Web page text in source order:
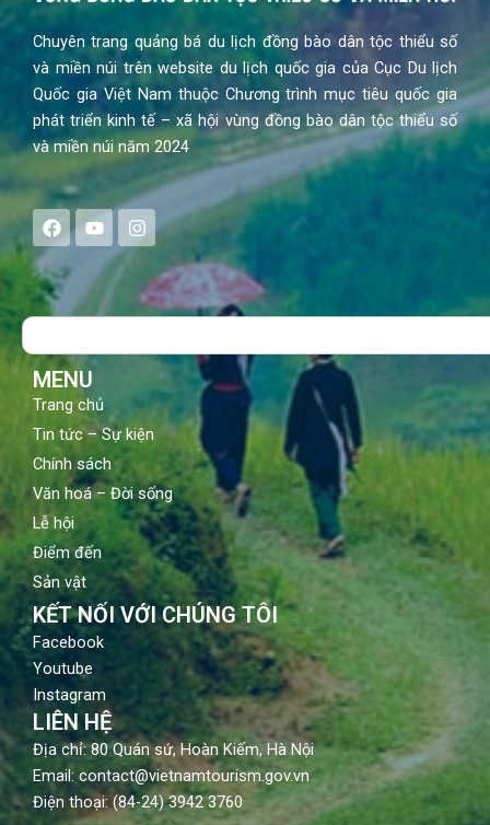
Chuyên trang quảng bá du lịch đồng bào dân tộc thiểu số
và miền núi trên website du lịch quốc gia của Cục Du lịch
Quốc gia Việt Nam thuộc Chương trình mục tiêu quốc gia
phát triển kinh tế – xã hội vùng đồng bào dân tộc thiểu số
và miền núi năm 2024
F
a
e
b
o
Y
o
t
u
b
I
n
s
a
g
Search
MENU
Trang chủ
Tin tức – Sự kiện
Chính sách
Văn hoá – Đời sống
Lễ hội
Điểm đến
Sản vật
KẾT NỐI VỚI CHÚNG TÔI
Facebook
Youtube
Instagram
LIÊN HỆ
Địa chỉ: 80 Quán sứ, Hoàn Kiếm, Hà Nội
Email: contact@vietnamtourism.gov.vn
Điện thoại: (84-24) 3942 3760